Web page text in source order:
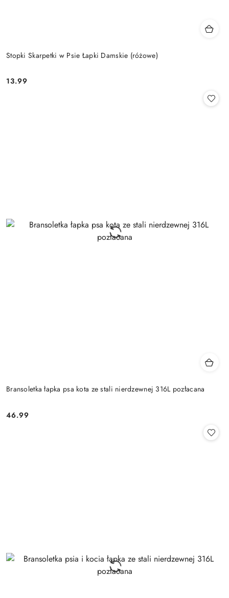
Stopki Skarpetki w Psie Łapki Damskie (różowe)
Cena:
13.99
Bransoletka łapka psa kota ze stali nierdzewnej 316L pozłacana
Cena:
46.99